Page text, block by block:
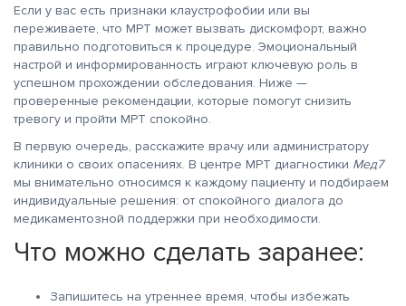
Если у вас есть признаки клаустрофобии или вы
переживаете, что МРТ может вызвать дискомфорт, важно
правильно подготовиться к процедуре. Эмоциональный
настрой и информированность играют ключевую роль в
успешном прохождении обследования. Ниже —
проверенные рекомендации, которые помогут снизить
тревогу и пройти МРТ спокойно.
В первую очередь, расскажите врачу или администратору
клиники о своих опасениях. В центре МРТ диагностики Мед7
мы внимательно относимся к каждому пациенту и подбираем
индивидуальные решения: от спокойного диалога до
медикаментозной поддержки при необходимости.
Что можно сделать заранее:
Запишитесь на утреннее время, чтобы избежать